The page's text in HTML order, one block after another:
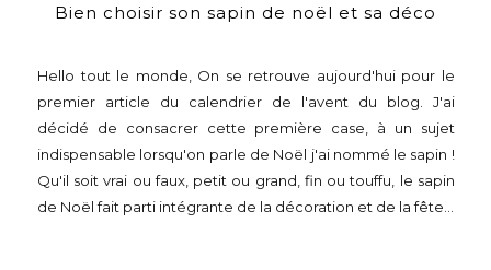
Bien choisir son sapin de noël et sa déco
Hello tout le monde, On se retrouve aujourd'hui pour le
premier article du calendrier de l'avent du blog. J'ai
décidé de consacrer cette première case, à un sujet
indispensable lorsqu'on parle de Noël j'ai nommé le sapin !
Qu'il soit vrai ou faux, petit ou grand, fin ou touffu, le sapin
de Noël fait parti intégrante de la décoration et de la fête...